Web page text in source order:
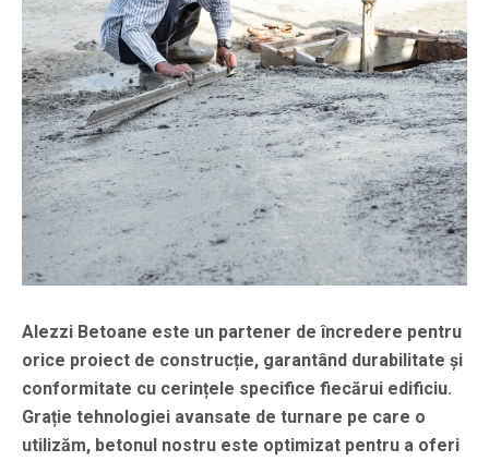
Alezzi Betoane este un partener de încredere pentru
orice proiect de construcție, garantând durabilitate și
conformitate cu cerințele specifice fiecărui edificiu.
Grație tehnologiei avansate de turnare pe care o
utilizăm, betonul nostru este optimizat pentru a oferi